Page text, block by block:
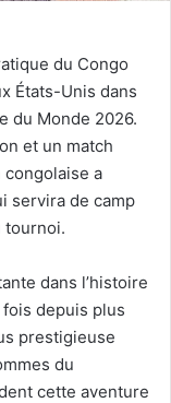
du Congo
États-Unis dans
du Monde 2026.
et un match
congolaise a
servira de camp
tournoi.
dans l’histoire
depuis plus
prestigieuse
du
cette aventure